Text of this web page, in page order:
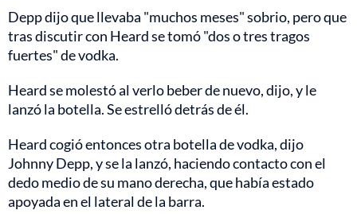
Depp dijo que llevaba "muchos meses" sobrio, pero que
tras discutir con Heard se tomó "dos o tres tragos
fuertes" de vodka.
Heard se molestó al verlo beber de nuevo, dijo, y le
lanzó la botella. Se estrelló detrás de él.
Heard cogió entonces otra botella de vodka, dijo
Johnny Depp, y se la lanzó, haciendo contacto con el
dedo medio de su mano derecha, que había estado
apoyada en el lateral de la barra.